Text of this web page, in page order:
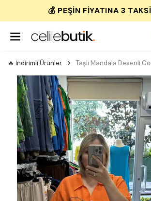
💰 PEŞIN FIYATINA 3
🔥 İndirimli Ürünler Taşlı Mandala Desenli